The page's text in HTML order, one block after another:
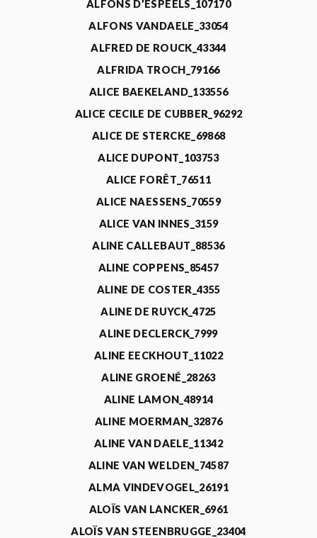
ALFONS D’ESPEELS_107170
ALFONS VANDAELE_33054
ALFRED DE ROUCK_43344
ALFRIDA TROCH_79166
ALICE BAEKELAND_133556
ALICE CECILE DE CUBBER_96292
ALICE DE STERCKE_69868
ALICE DUPONT_103753
ALICE FORÊT_76511
ALICE NAESSENS_70559
ALICE VAN INNES_3159
ALINE CALLEBAUT_88536
ALINE COPPENS_85457
ALINE DE COSTER_4355
ALINE DE RUYCK_4725
ALINE DECLERCK_7999
ALINE EECKHOUT_11022
ALINE GROENÉ_28263
ALINE LAMON_48914
ALINE MOERMAN_32876
ALINE VAN DAELE_11342
ALINE VAN WELDEN_74587
ALMA VINDEVOGEL_26191
ALOÏS VAN LANCKER_6961
ALOÏS VAN STEENBRUGGE_23404